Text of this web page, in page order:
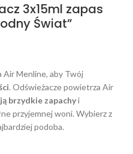
3x15ml zapas
Świat”
Air Menline, aby Twój
. Odświeżacze powietrza Air
brzydkie zapachyi
przyjemnej woni. Wybierz z
podoba.